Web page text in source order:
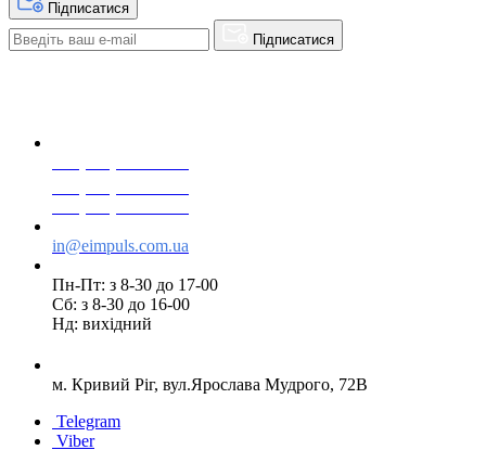
Підписатися
Підписатися
in@eimpuls.com.ua
Пн-Пт: з 8-30 до 17-00
Сб: з 8-30 до 16-00
Нд: вихідний
м. Кривий Ріг, вул.Ярослава Мудрого, 72В
Telegram
Viber